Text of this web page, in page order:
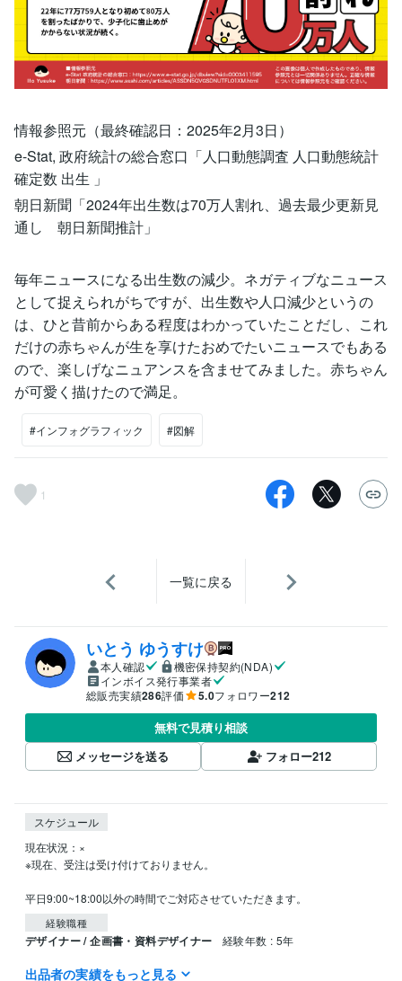
情報参照元（最終確認日：2025年2月3日）
e-Stat, 政府統計の総合窓口「人口動態調査 人口動態統計
確定数 出生 」
朝日新聞「2024年出生数は70万人割れ、過去最少更新見
通し 朝日新聞推計」
毎年ニュースになる出生数の減少。ネガティブなニュース
として捉えられがちですが、出生数や人口減少というの
は、ひと昔前からある程度はわかっていたことだし、これ
だけの赤ちゃんが生を享けたおめでたいニュースでもある
ので、楽しげなニュアンスを含ませてみました。赤ちゃん
が可愛く描けたので満足。
#インフォグラフィック #図解
1
一覧に戻る
いとう ゆうすけ
本人確認
機密保持契約(NDA)
インボイス発行事業者
総販売実績286評価 5.0フォロワー212
無料で見積り相談
メッセージを送る
フォロー212
スケジュール
現在状況：×
※現在、受注は受け付けておりません。
平日9:00~18:00以外の時間でご対応させていただきます。
経験職種
デザイナー / 企画書・資料デザイナー 経験年数 : 5年
受賞歴
出品者の実績をもっと見る